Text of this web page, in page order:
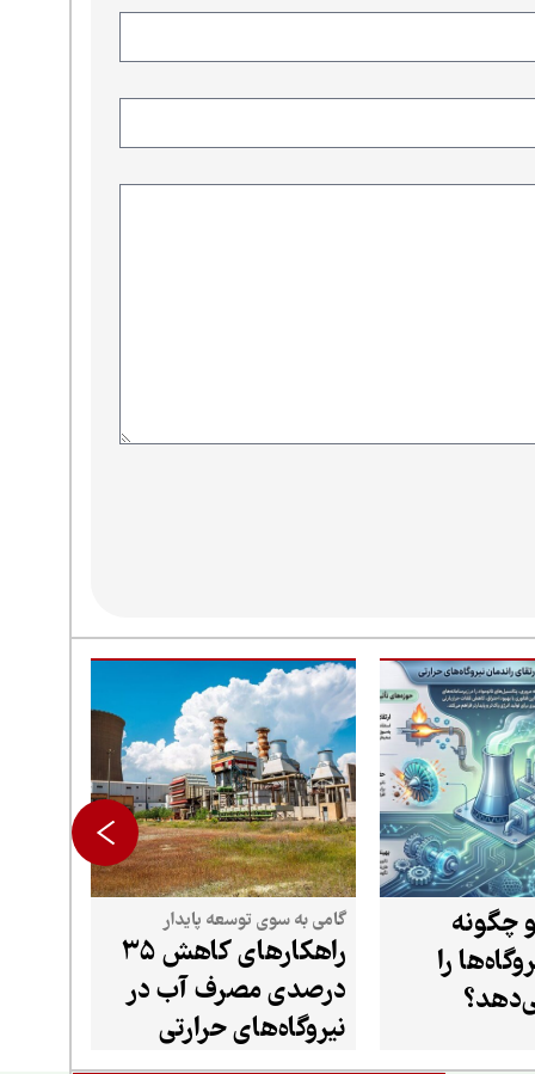
چگونه
را
گامی به سوی توسعه پایدار
راهکارهای کاهش ۳۵
درصدی مصرف آب در
نیروگاه‌های حرارتی